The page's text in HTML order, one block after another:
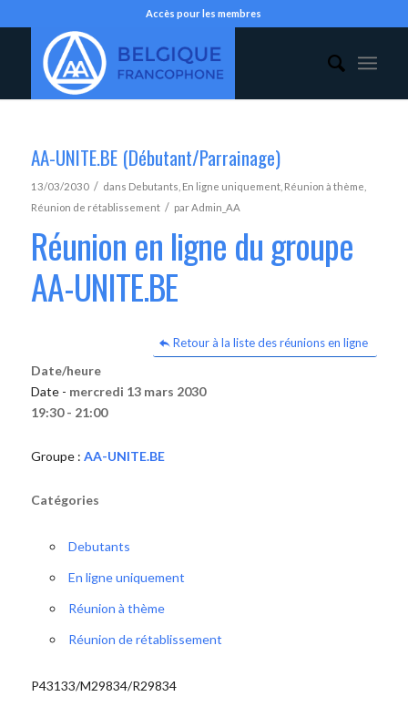
Accès pour les membres
AA-UNITE.BE (Débutant/Parrainage)
13/03/2030 / dans Debutants En ligne uniquement, Réunion à thème
Réunion de rétablissement / parAdmin_AA
Réunion en ligne du groupe
AA-UNITE.BE
Retour à la liste des réunions en ligne
Date/heure
Date - mercredi 13 mars 2030
19:30 - 21:00
Groupe : AA-UNITE.BE
Catégories
Debutants
En ligne uniquement
Réunion à thème
Réunion de rétablissement
P43133/M29834/R29834